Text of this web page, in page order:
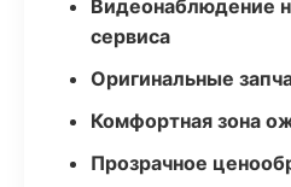
Видеонаблюдение
сервиса
Оригинальные
Комфортная зона
Прозрачное